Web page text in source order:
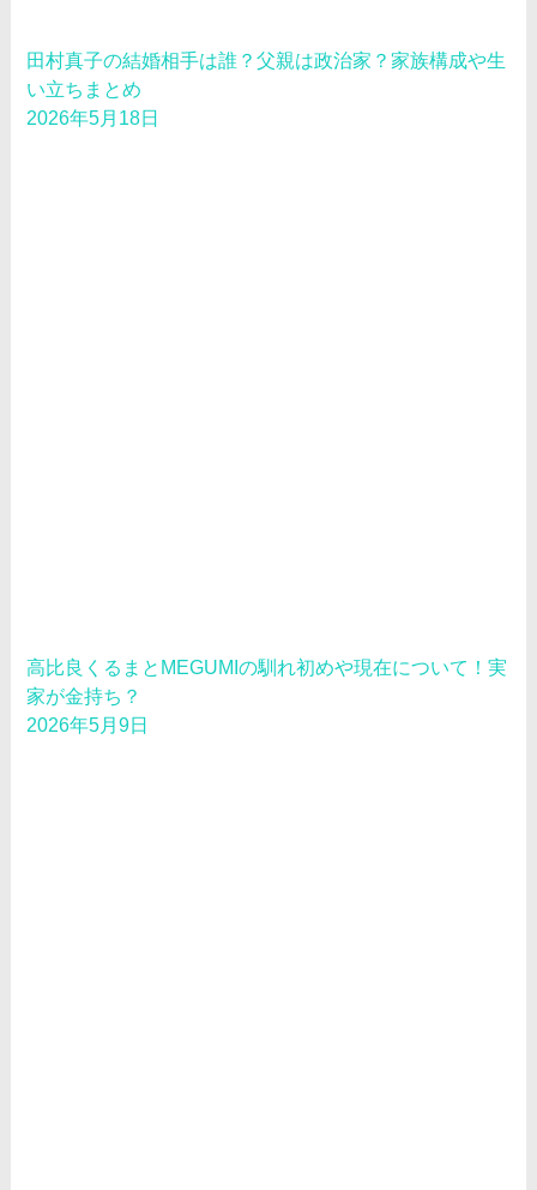
田村真子の結婚相手は誰？父親は政治家？家族構成や生
い立ちまとめ
2026年5月18日
高比良くるまとMEGUMIの馴れ初めや現在について！実
家が金持ち？
2026年5月9日